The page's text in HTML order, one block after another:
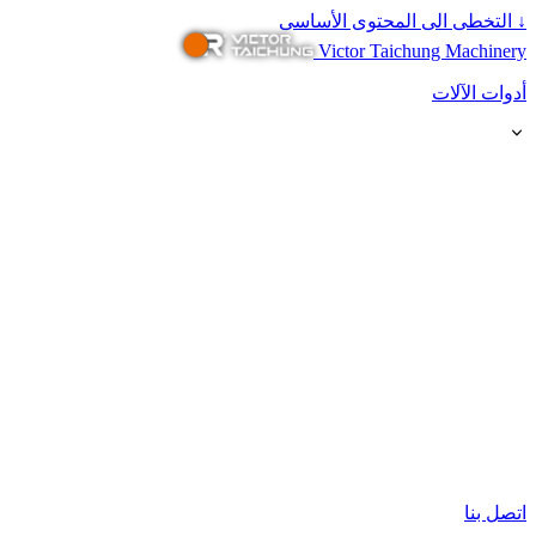
↓
التخطى الى المحتوى الأساسى
Victor Taichung Machinery
أدوات الآلات
اتصل بنا